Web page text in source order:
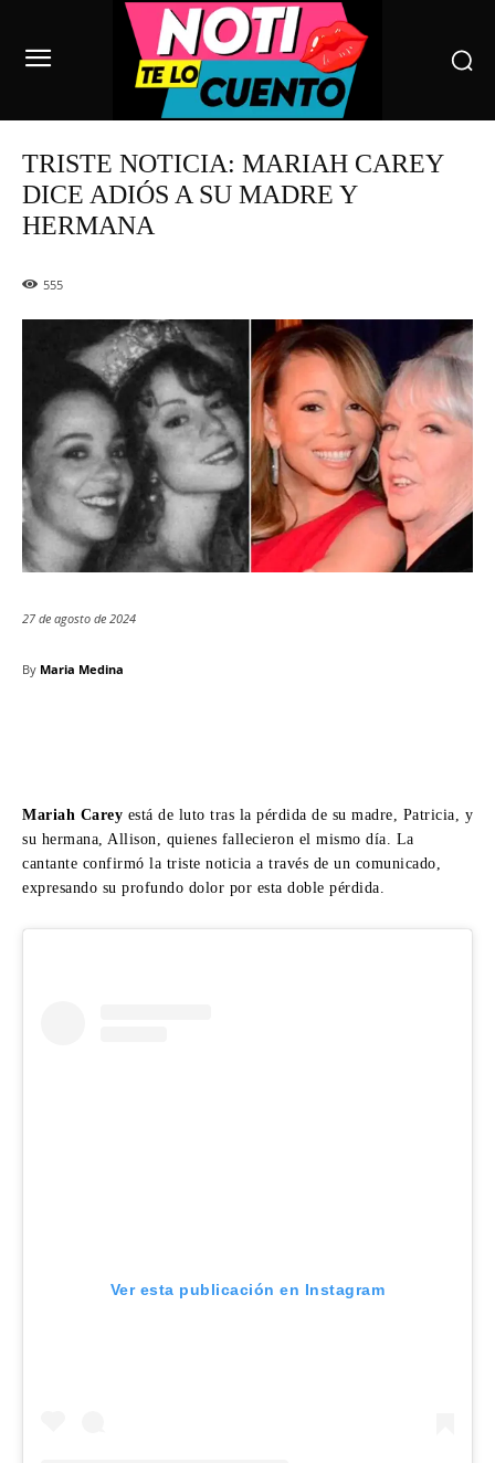
TRISTE NOTICIA: MARIAH CAREY
DICE ADIÓS A SU MADRE Y
HERMANA
555
27 de agosto de 2024
By Maria Medina
Mariah Carey está de luto tras la pérdida de su madre, Patricia, y
su hermana, Allison, quienes fallecieron el mismo día. La
cantante confirmó la triste noticia a través de un comunicado,
expresando su profundo dolor por esta doble pérdida.
Ver esta publicación en Instagram